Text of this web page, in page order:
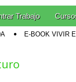
Trabajo
E-BOOK VIVIR